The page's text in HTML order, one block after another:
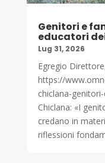
Genitori e
educatori
Lug 31, 2026
Egregio
https://
chiclana-
Chiclana: «I
credano in
riflessioni